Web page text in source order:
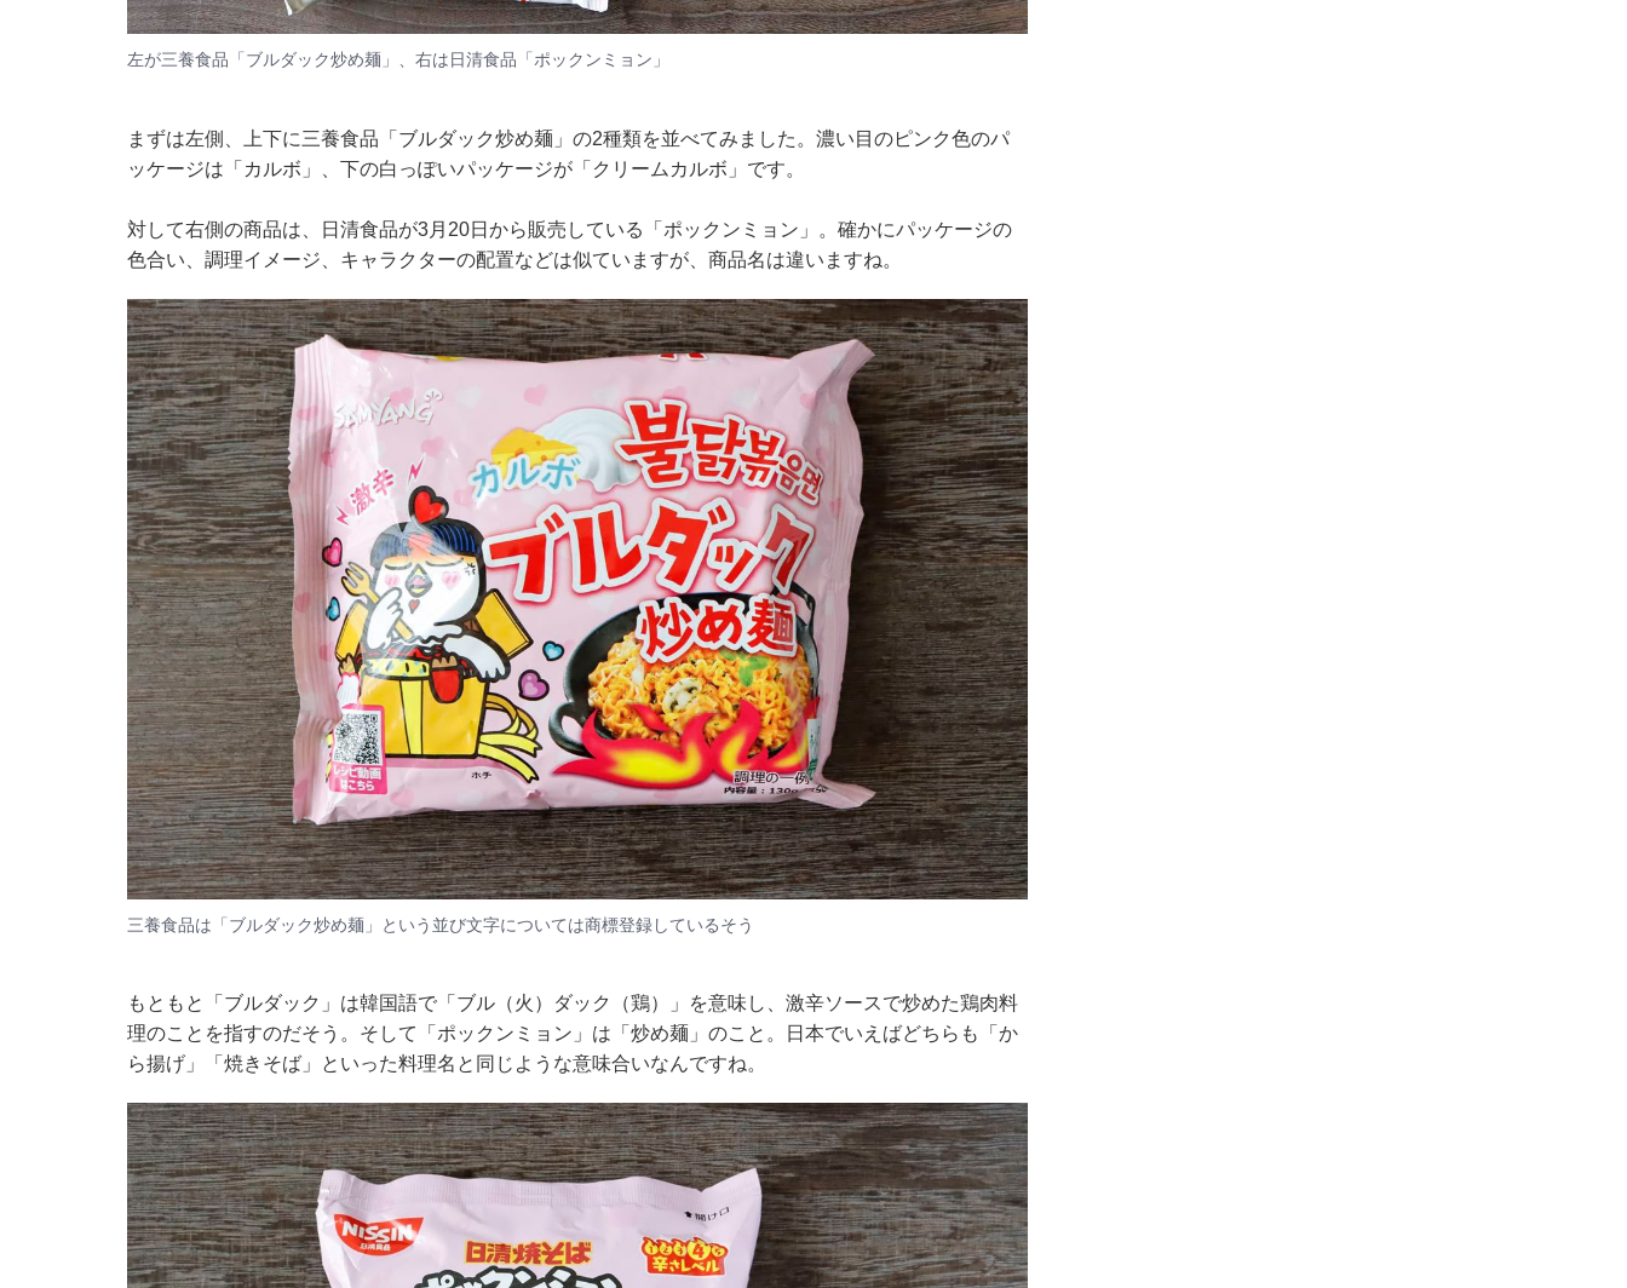
左が三養食品「ブルダック炒め麺」、右は日清食品「ポックンミョン」
まずは左側、上下に三養食品「ブルダック炒め麺」 の2種類を並べてみました。濃い目のピンク色のパ
ッケージは「カルボ」、下の白っぽいパッケージが「クリームカルボ」です。
対して右側の商品は、 日清食品が3月20日から販売している「ポックンミョン」
。確かにパッケージの
色合い、調理イメージ、キャラクターの配置などは似ていますが、商品名は違いますね。
三養食品は「ブルダック炒め麺」という並び文字については商標登録しているそう
もともと「ブルダック」は韓国語で「ブル（火）ダック（鶏）」を意味し、激辛ソースで炒めた鶏肉料
理のことを指すのだそう。そして「ポックンミョン」は「炒め麺」のこと。日本でいえばどちらも「か
ら揚げ」「焼きそば」といった料理名と同じような意味合いなんですね。